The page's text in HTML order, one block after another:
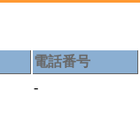
電話番号
-